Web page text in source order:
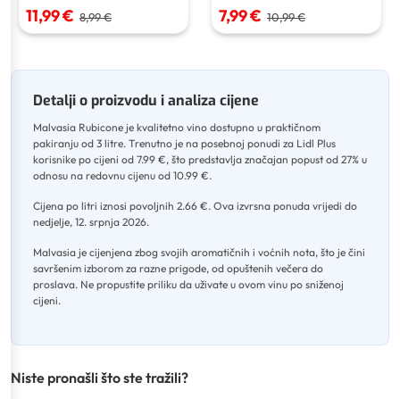
11,99 € 8,99 € 7,99 € 10,99 €
Detalji o proizvodu i analiza cijene
Malvasia Rubicone je kvalitetno vino dostupno u praktičnom
pakiranju od 3 litre. Trenutno je na posebnoj ponudi za Lidl Plus
korisnike po cijeni od 7.99 €, što predstavlja značajan popust od 27% u
odnosu na redovnu cijenu od 10.99 €.
Cijena po litri iznosi povoljnih 2.66 €. Ova izvrsna ponuda vrijedi do
nedjelje, 12. srpnja 2026.
Malvasia je cijenjena zbog svojih aromatičnih i voćnih nota, što je čini
savršenim izborom za razne prigode, od opuštenih večera do
proslava. Ne propustite priliku da uživate u ovom vinu po sniženoj
cijeni.
Niste pronašli što ste tražili?